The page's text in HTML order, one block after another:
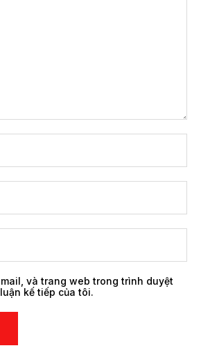
và trang web trong trình duyệt
kế tiếp của tôi.